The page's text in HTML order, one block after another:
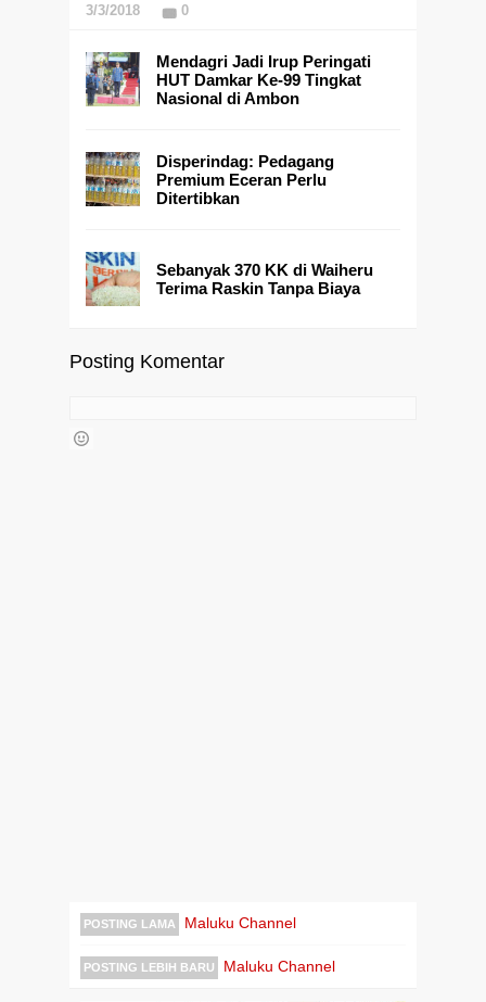
3/3/2018 0
Mendagri Jadi Irup Peringati
HUT Damkar Ke-99 Tingkat
Nasional di Ambon
Disperindag: Pedagang
Premium Eceran Perlu
Ditertibkan
Sebanyak 370 KK di Waiheru
Terima Raskin Tanpa Biaya
Posting Komentar
POSTING LAMA Maluku Channel
POSTING LEBIH BARU Maluku Channel